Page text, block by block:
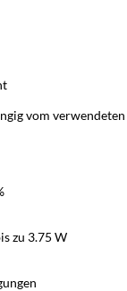
vom
zu 3.75 W